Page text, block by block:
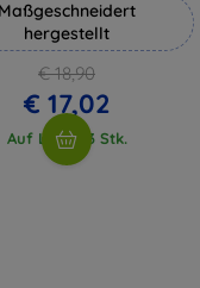
Maßgeschneidert
hergestellt
€ 18,90
€ 17,02
Auf Lager 3 Stk.